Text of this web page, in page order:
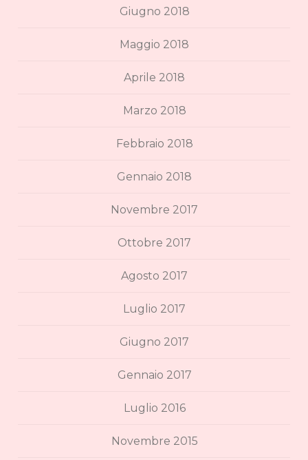
Giugno 2018
Maggio 2018
Aprile 2018
Marzo 2018
Febbraio 2018
Gennaio 2018
Novembre 2017
Ottobre 2017
Agosto 2017
Luglio 2017
Giugno 2017
Gennaio 2017
Luglio 2016
Novembre 2015